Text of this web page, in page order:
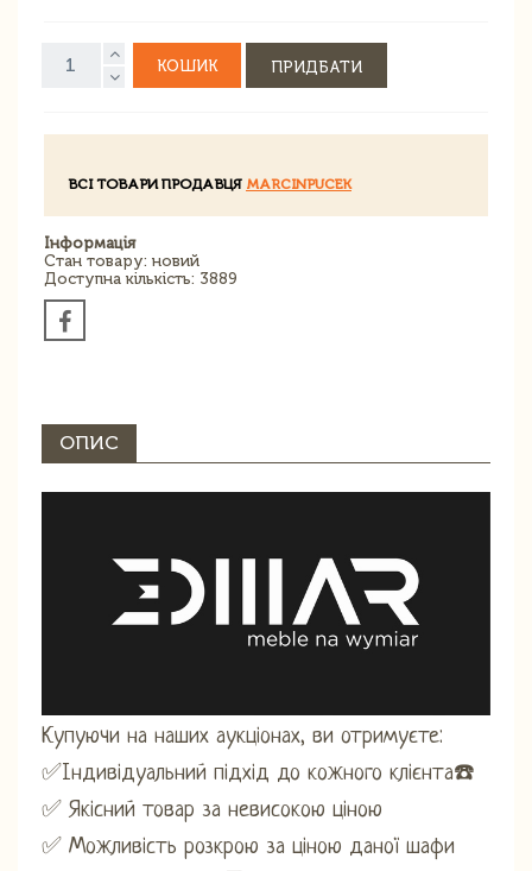
КОШИК ПРИДБАТИ
ВСІ ТОВАРИ ПРОДАВЦЯ MARCINPUCEK
Інформація
Стан товару: новий
Доступна кількість: 3889
ОПИС
Купуючи на наших аукціонах, ви отримуєте:
✅Індивідуальний підхід до кожного клієнта☎️
✅ Якісний товар за невисокою ціною
✅ Можливість розкрою за ціною даної шафи